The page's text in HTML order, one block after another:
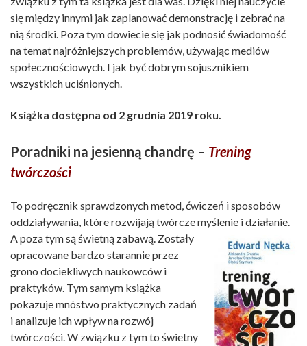
się między innymi jak zaplanować demonstrację i zebrać na
nią środki. Poza tym dowiecie się jak podnosić świadomość
na temat najróżniejszych problemów, używając mediów
społecznościowych. I jak być dobrym sojusznikiem
wszystkich uciśnionych.
Książka dostępna od 2 grudnia 2019 roku.
Poradniki na jesienną chandrę – Trening
twórczości
To podręcznik sprawdzonych metod, ćwiczeń i sposobów
oddziaływania, które rozwijają twórcze myślenie i działanie.
A poza tym sąświetną zabawą. Zostały
opracowane bardzo starannie przez
grono dociekliwych naukowców i
praktyków. Tym samym książka
pokazuje mnóstwo praktycznych zadań
i analizuje ich wpływ na rozwój
twórczości. W związku z tym to świetny